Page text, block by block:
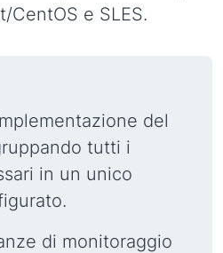
CentOS e SLES.
del
tutti i
in un unico
di monitoraggio